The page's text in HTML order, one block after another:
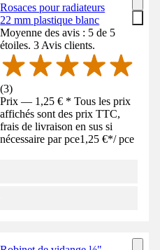
Rosaces pour radiateurs
22 mm plastique blanc
Moyenne des avis : 5 de 5
étoiles. 3 Avis clients.
(3)
Prix — 1,25 € * Tous les prix
affichés sont des prix TTC,
frais de livraison en sus si
nécessaire par pce1,25 €*/ pce